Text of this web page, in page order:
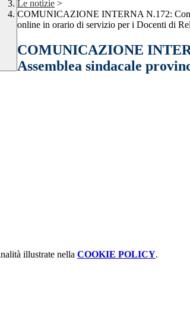
Le notizie >
COMUNICAZIONE INTERNA N.172:
online in orario di servizio per i Docenti di
COMUNICAZIONE
Assemblea sindacale
illustrate nella COOKIE POLICY.